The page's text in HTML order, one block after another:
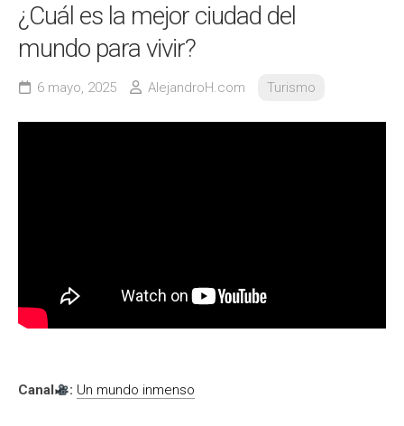
¿Cuál es la mejor ciudad del
mundo para vivir?
6 mayo, 2025 AlejandroH.com Turismo
Canal : Un mundo inmenso